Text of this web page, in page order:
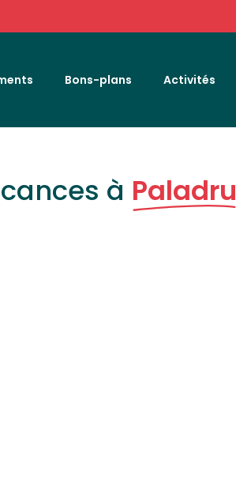
Bons-plans Activités
à Paladru